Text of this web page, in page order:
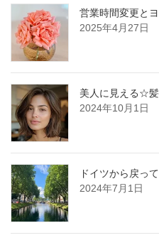
営業時間変更と
2025年4月27日
美人に見える☆
2024年10月1日
ドイツから戻っ
2024年7月1日